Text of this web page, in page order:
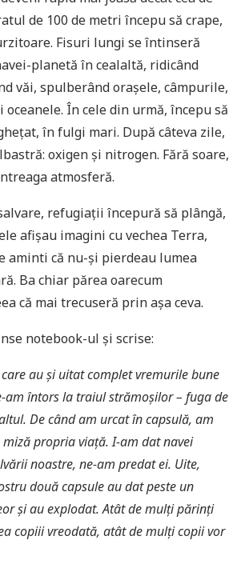
de 100 de metri începu să crape,
Fisuri lungi se întinseră
planetă în cealaltă, ridicând
văi, spulberând orașele, câmpurile,
În cele din urmă, începu să
în fulgi mari. După câteva zile,
oxigen și nitrogen. Fără soare,
atmosferă.
refugiații începură să plângă,
afișau imagini cu vechea Terra,
aminti că nu-și pierdeau lumea
Ba chiar părea oarecum
că mai trecuseră prin așa ceva.
notebook-ul și scrise:
au și uitat complet vremurile bune
întors la traiul strămoșilor – fuga de
De când am urcat în capsulă, am
propria viață. I-am dat navei
noastre, ne-am predat ei. Uite,
două capsule au dat peste un
și au explodat. Atât de mulți părinți
copiii vreodată, atât de mulți copii vor